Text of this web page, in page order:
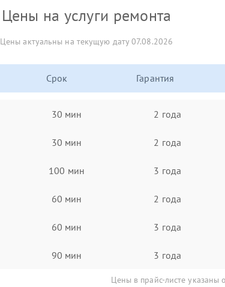
Цены на услуги ремонта
Цены актуальны на текущую дату 07.08.2026
Срок Гарантия
30 мин 2 года
30 мин 2 года
100 мин 3 года
60 мин 2 года
60 мин 3 года
90 мин 3 года
Цены в прайс-листе указаны